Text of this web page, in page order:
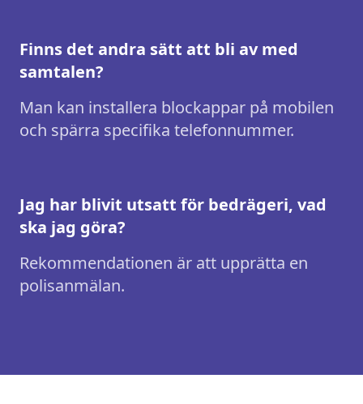
Finns det andra sätt att bli av med
samtalen?
Man kan installera blockappar på mobilen
och spärra specifika telefonnummer.
Jag har blivit utsatt för bedrägeri, vad
ska jag göra?
Rekommendationen är att upprätta en
polisanmälan.